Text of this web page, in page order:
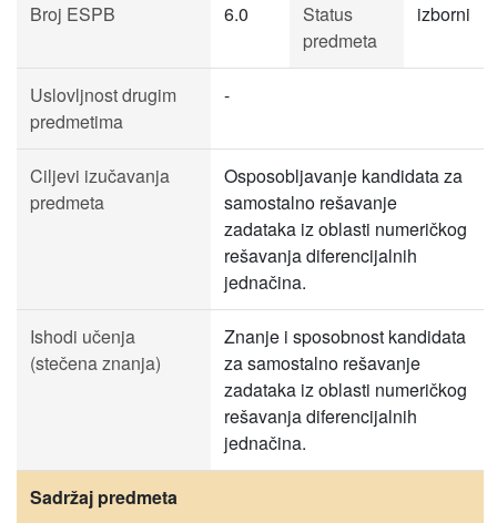
Broj ESPB 6.0
Status
predmeta
izborni
Uslovljnost drugim
predmetima
-
Ciljevi izučavanja
predmeta
Osposobljavanje kandidata za
samostalno rešavanje
zadataka iz oblasti numeričkog
rešavanja diferencijalnih
jednačina.
Ishodi učenja
(stečena znanja)
Znanje i sposobnost kandidata
za samostalno rešavanje
zadataka iz oblasti numeričkog
rešavanja diferencijalnih
jednačina.
Sadržaj predmeta